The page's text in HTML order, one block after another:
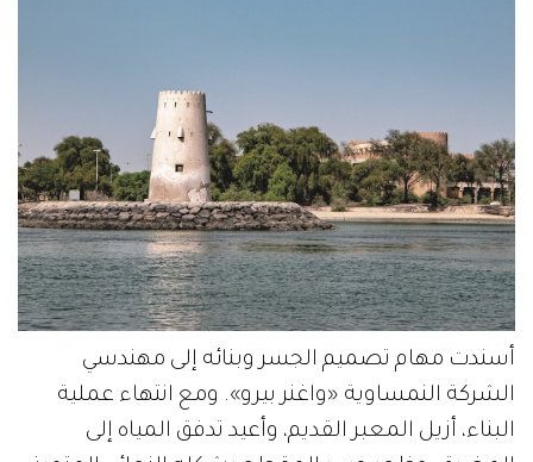
أسندت مهام تصميم الجسر وبنائه إلى مهندسي
الشركة النمساوية «واغنر بيرو». ومع انتهاء عملية
البناء، أزيل المعبر القديم، وأعيد تدفق المياه إلى